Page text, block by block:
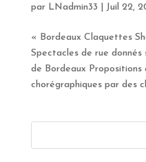
par LNadmin33 Juil 22,
« Bordeaux Claquettes
Spectacles de rue
de Bordeaux
chorégraphiques par des